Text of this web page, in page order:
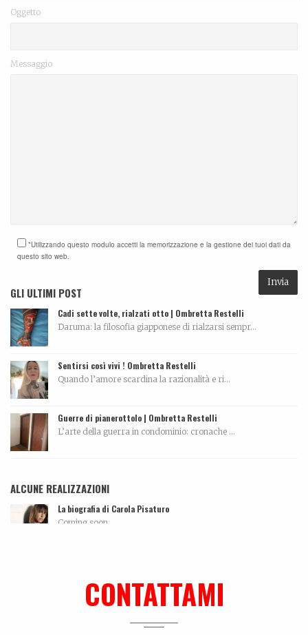
Oggetto
Messaggio
*Utilizzando questo modulo accetti la memorizzazione e la gestione dei tuoi dati da
questo sito web.
GLI ULTIMI POST
Cadi sette volte, rialzati otto | Ombretta Restelli
Daruma: la filosofia giapponese di rialzarsi sempr...
Sentirsi così vivi ! Ombretta Restelli
Quando l’amore scardina la razionalità e ri...
Guerre di pianerottolo | Ombretta Restelli
L’arte della guerra in condominio: cronache ...
ALCUNE REALIZZAZIONI
La biografia di Carola Pisaturo
Coming soon…...
CONTATTAMI